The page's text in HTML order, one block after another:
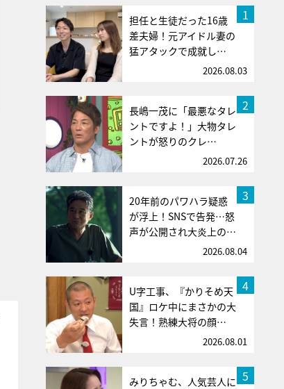
1
担任と生徒だった16歳
差夫婦！元アイドル妻の
猛アタックで成就し…
2026.08.03
2
長嶋一茂に「最悪なタレ
ントですよ！」大物タレ
ントが怒りのクレ…
2026.07.26
3
20年前のパワハラ疑惑
が浮上！SNSで告発…怒
声が公開され大炎上の…
2026.08.04
4
U字工事、『かりそめ天
国』ロケ中にまさかの大
失言！熟練大将の顔…
2026.08.01
5
みりちゃむ、人気芸人に